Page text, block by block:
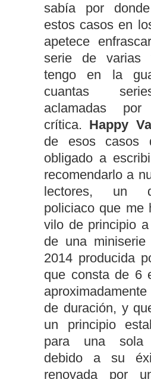
sabía por
estos casos en
apetece
serie de varias
tengo en la
cuantas
aclamadas
crítica. Happy
de esos casos
obligado a
recomendarlo a
lectores, un
policiaco que me
vilo de principio
de una miniserie
2014 producida
que consta de 6
de duración, y
un principio
para una sola
debido a su
renovada por